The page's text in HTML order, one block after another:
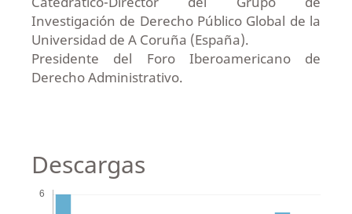
Investigación de Derecho Público Global de la
Universidad de A Coruña (España).
Presidente del Foro Iberoamericano de
Derecho Administrativo.
Descargas